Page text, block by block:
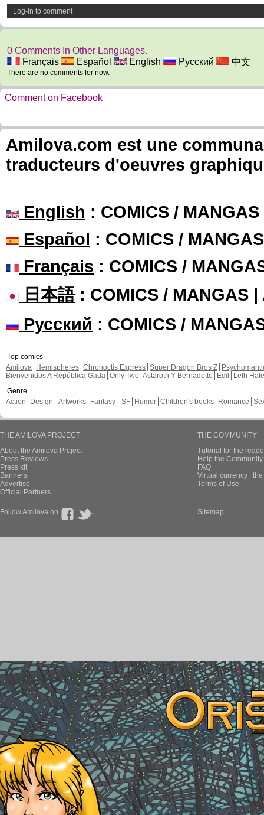
Log-in to comment
0 Comments In Other Languages.
Français
Español English Русский 中文
There are no comments for now.
Comment on Facebook
Amilova.com est une
traducteurs d'oeuvres
English : COMICS /
Español : COMICS /
Français : COMICS /
日本語: COMICS / MANGAS |
Русский : COMICS /
Top comics
Amilova
Hemispheres Chronoctis Express Super Dragon Bros Z
Bienvenidos A República Gada Only Two Astaroth Y Bernadette Edil
Leth Hate
Genre
Action
Design - Artworks Fantasy - SF Humor Children's books Romance
THE AMILOVA PROJECT
About the Amilova Project
Press Reviews
Press kit
Banners
Advertise
Official Partners
THE COMMUNITY
Tutorial for the
Help the
FAQ
Virtual currency :
Terms of Use
Follow Amilova on Sitemap